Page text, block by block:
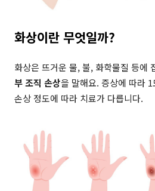
화상이란 무엇일까?
화상은 뜨거운 물, 불, 화학물질 등에
부 조직 손상을 말해요. 증상에 따라
손상 정도에 따라 치료가 다릅니다.